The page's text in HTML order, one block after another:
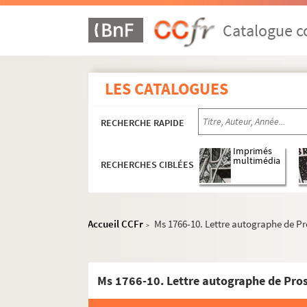
Catalogue
LES CATALOGUES
RECHERCHE RAPIDE
RECHERCHES CIBLÉES
Imprimés
multimédia
Accueil CCFr > Ms 1766-10. Lettre autographe de
Ms 1766-10. Lettre autographe de
Prosper Valmore
Oeuvres
Lettres écrites par Prosper Valmore
Ms 1542-2-513. Copie de lettre de